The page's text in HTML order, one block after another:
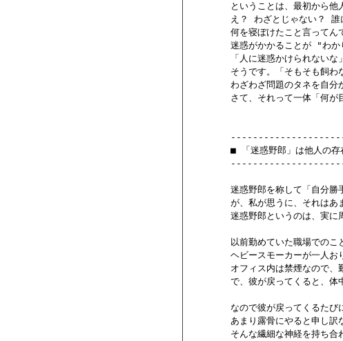
ということは、最初から他
え？ わざとじゃない？ 誰
何を寝ぼけたこと言ってん
迷惑がかかることが "わか
「人に迷惑かけられないな
そうです。「そもそも飼わ
わざわざ問題のタネを自分
さて、それって一体「何が
■ 「迷惑野郎」は他人の存
迷惑野郎を称して「自分勝
が、私が思うに、それはあ
迷惑野郎というのは、実に
以前勤めていた職場でのこ
ヘビースモーカーが一人お
オフィス内は禁煙なので、
で、彼が戻ってくると、体
なので彼が戻ってくるたび
あまり露骨にやると申し訳
そんな繊細な神経を持ち合